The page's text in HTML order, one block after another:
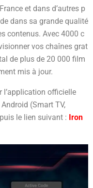
France et dans d’autres p
dans sa grande qualité
contenus. Avec 4000 c
vos chaînes grat
de plus de 20 000 film
mis à jour.
l’application officielle
(Smart TV,
le lien suivant : Iron